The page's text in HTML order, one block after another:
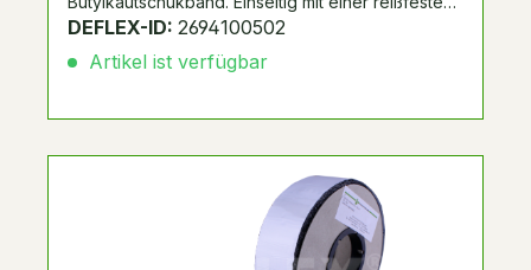
Kunststoff-Aluminiumverbundfolie kaschiert. UV-
Alternative zu Systemnummer 298266, 288048,
DEFLEX-ID: 2694100502
Artikel ist verfügbar